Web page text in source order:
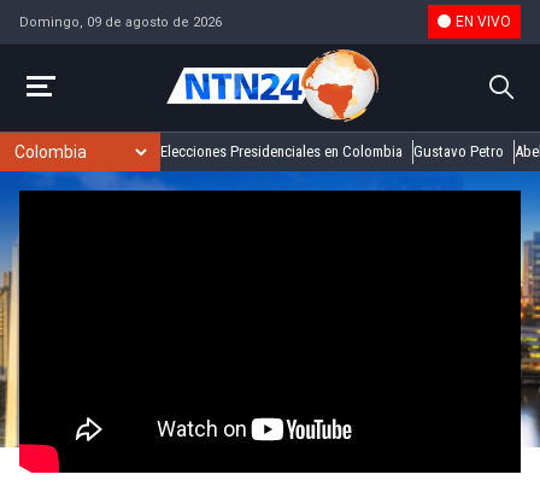
Domingo, 09 de agosto de 2026 EN VIVO
Elecciones Presidenciales en Colombia Gustavo Petro